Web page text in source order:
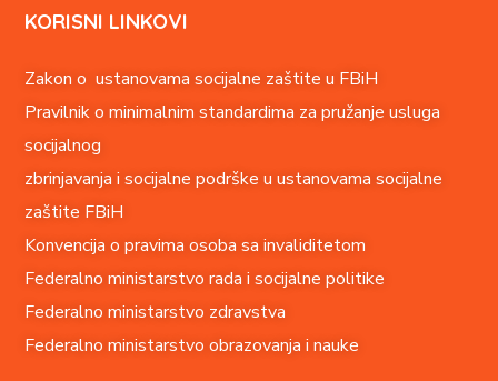
KORISNI LINKOVI
Zakon o ustanovama socijalne zaštite u FBiH
Pravilnik o minimalnim standardima za pružanje usluga
socijalnog
zbrinjavanja i socijalne podrške u ustanovama socijalne
zaštite FBiH
Konvencija o pravima osoba sa invaliditetom
Federalno ministarstvo rada i socijalne politike
Federalno ministarstvo zdravstva
Federalno ministarstvo obrazovanja i nauke